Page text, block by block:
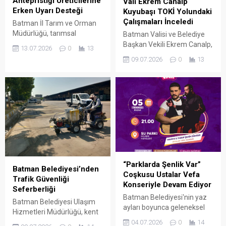
Erken Uyarı Desteği
Batman İl Tarım ve Orman
Müdürlüğü, tarımsal
üretimde verim ve kaliteyi
artırmak amacıyla Gercüş
alanları ile antepfıstığı
bahçelerine yönelik "Tahmin
ve Erken Uyarı Sistemi"ni
kurdu. Kurulum çalışmalarını
yerinde inceleyen İl Tarım ve
Orman Müdürü Necdet
Tuncer, sistem sayesinde
üreticilerin cebine anlık uyarı
mesajları...
13.07.2026 0 13
Kuyubaşı TOKİ Yolundaki
Çalışmaları İnceledi
Batman Valisi ve Belediye
Başkan Vekili Ekrem Canalp,
yolunda Batman Belediyesi
tarafından yürütülen
kaldırım düzenleme ve
üstyapı çalışmalarını sahada
yerinde inceledi.
09.07.2026 0 13
Batman Belediyesi’nden
Trafik Güvenliği
Seferberliği
Batman Belediyesi Ulaşım
Hizmetleri Müdürlüğü, kent
“Parklarda Şenlik Var”
Coşkusu Ustalar Vefa
Konseriyle Devam Ediyor
Batman Belediyesi'nin yaz
ayları boyunca geleneksel
04.07.2026 0 14